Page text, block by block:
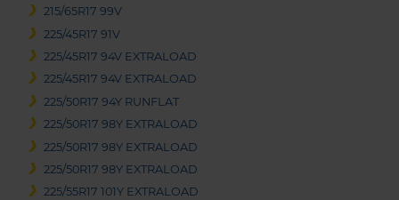
215/65R17 99V
225/45R17 91V
225/45R17 94V EXTRALOAD
225/45R17 94V EXTRALOAD
225/50R17 94Y RUNFLAT
225/50R17 98Y EXTRALOAD
225/50R17 98Y EXTRALOAD
225/50R17 98Y EXTRALOAD
225/55R17 101Y EXTRALOAD